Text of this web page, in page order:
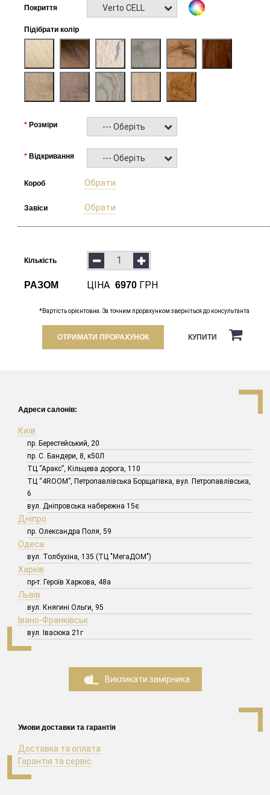
Покриття Verto CELL
Підібрати колір
Розміри --- Оберіть ---
Відкривання --- Оберіть ---
Короб Обрати
Завіси Обрати
Кількість
РАЗОМ ЦІНА 6970 ГРН
*Вартість орієнтовна. За точним прорахунком зверніться до консультанта
ОТРИМАТИ ПРОРАХУНОК КУПИТИ
Адреси салонів:
Київ
пр. Берестейський, 20
пр. С. Бандери, 8, к50Л
ТЦ “Аракс”, Кільцева дорога, 110
ТЦ “4ROOM”, Петропавлівська Борщагівка, вул. Петропавлівська,
6
вул. Дніпровська набережна 15є
Дніпро
пр. Олександра Поля, 59
Одеса
вул. Толбухіна, 135 (ТЦ "МегаДОМ")
Харків
пр-т. Героїв Харкова, 48а
Львів
вул. Княгині Ольги, 95
Івано-Франківськ
вул. Івасюка 21г
Викликати замірника
Умови доставки та гарантія
Доставка та оплата
Гарантія та сервіс